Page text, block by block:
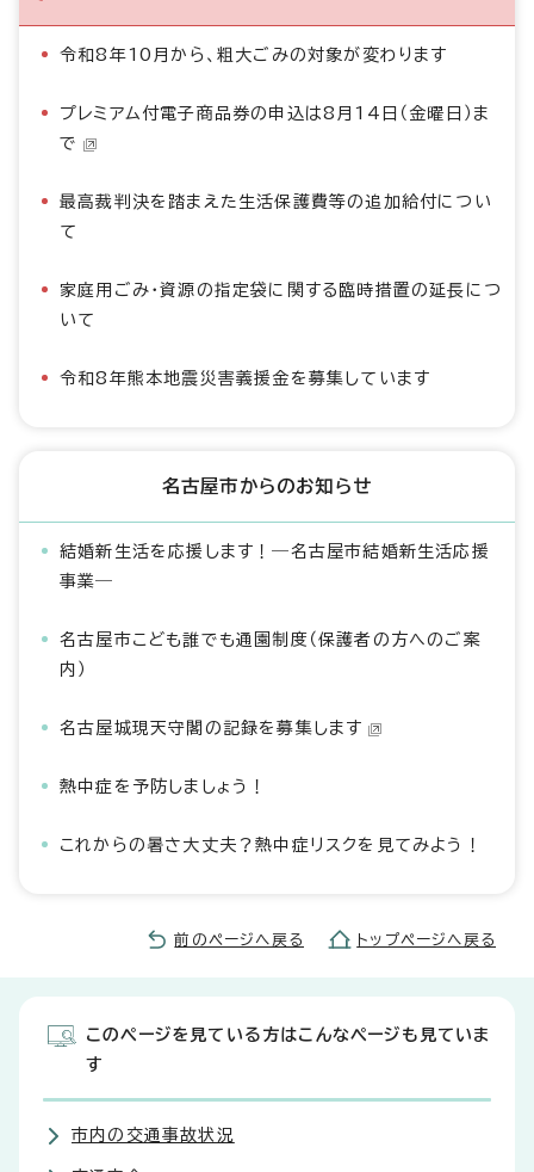
令和8年10月から、粗大ごみの対象が変わります
プレミアム付電子商品券の申込は8月14日（金曜日）ま
で
最高裁判決を踏まえた生活保護費等の追加給付につい
て
家庭用ごみ・資源の指定袋に関する臨時措置の延長につ
いて
令和8年熊本地震災害義援金を募集しています
名古屋市からのお知らせ
結婚新生活を応援します！―名古屋市結婚新生活応援
事業―
名古屋市こども誰でも通園制度（保護者の方へのご案
内）
名古屋城現天守閣の記録を募集します
熱中症を予防しましょう！
これからの暑さ大丈夫？熱中症リスクを見てみよう！
前のページへ戻る トップページへ戻る
このページを見ている方はこんなページも見ていま
す
市内の交通事故状況